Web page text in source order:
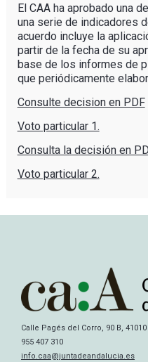
El CAA ha aprobado una
una serie de indicadores
acuerdo incluye la
partir de la fecha de su
base de los informes de
que periódicamente
Consulte decision en PDF
Voto particular 1.
Consulta la decisión en
Voto particular 2.
Calle Pagés del Corro, 90 B, 41010
955 407 310
info.caa@juntadeandalucia.es